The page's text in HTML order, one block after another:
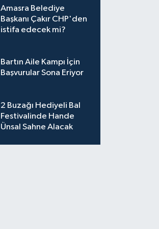
Amasra Belediye
Başkanı Çakır CHP'den
istifa edecek mi?
Bartın Aile Kampı İçin
Başvurular Sona Eriyor
2 Buzağı Hediyeli Bal
Festivalinde Hande
Ünsal Sahne Alacak